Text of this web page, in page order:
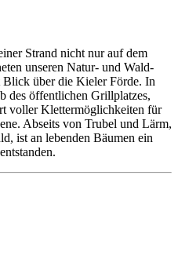
Strand nicht nur auf dem
unseren Natur- und Wald-
über die Kieler Förde. In
des öffentlichen Grillplatzes,
voller Klettermöglichkeiten für
Abseits von Trubel und Lärm,
ist an lebenden Bäumen ein